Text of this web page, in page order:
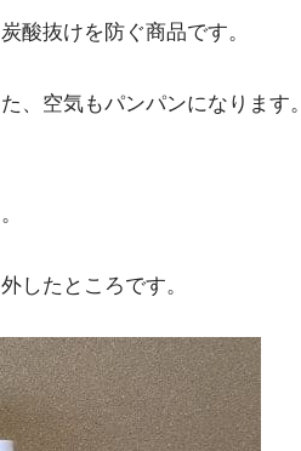
酸抜けを防ぐ商品です。
、空気もパンパンになります。
したところです。